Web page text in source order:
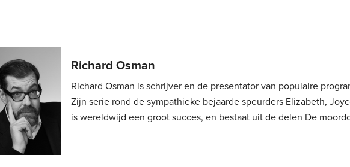
Richard Osman
Richard Osman is schrijver en de presentator van populaire
Zijn serie rond de sympathieke bejaarde speurders Elizabeth,
is wereldwijd een groot succes, en bestaat uit de delen De moordclub (op donderdag)